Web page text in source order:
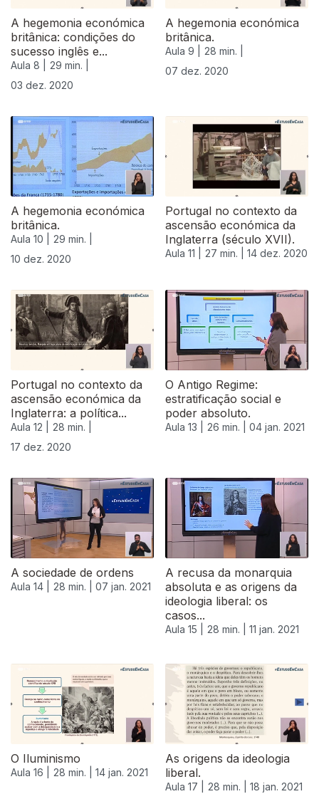
A hegemonia económica
britânica: condições do
sucesso inglês e...
Aula 8 |
29 min. |
03 dez. 2020
A hegemonia económica
britânica.
Aula 9 |
28 min. |
07 dez. 2020
A hegemonia económica
britânica.
Aula 10 |
29 min. |
10 dez. 2020
Portugal no contexto da
ascensão económica da
Inglaterra (século XVII).
Aula 11 | 27 min. | 14 dez. 2020
511864
Portugal no contexto da
ascensão económica da
Inglaterra: a política...
Aula 12 |
28 min. |
17 dez. 2020
O Antigo Regime:
estratificação social e
poder absoluto.
Aula 13 | 26 min. | 04 jan. 2021
A sociedade de ordens
Aula 14 | 28 min. | 07 jan. 2021
A recusa da monarquia
absoluta e as origens da
ideologia liberal: os
casos...
Aula 15 | 28 min. | 11 jan. 2021
O Iluminismo
Aula 16 | 28 min. | 14 jan. 2021
As origens da ideologia
liberal.
Aula 17 | 28 min. | 18 jan. 2021